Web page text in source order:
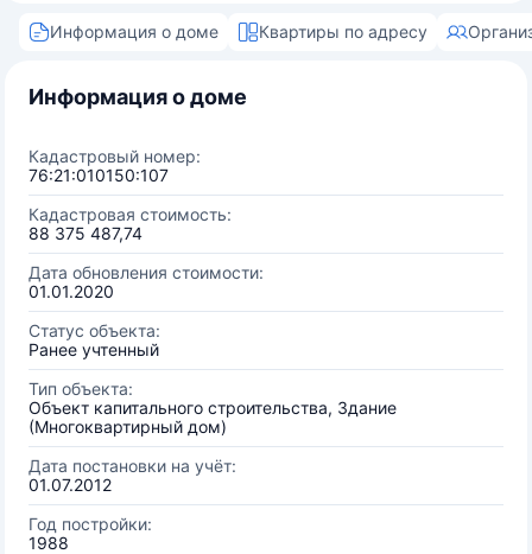
Информация о доме Квартиры по адресу
Информация о доме
Кадастровый номер:
76:21:010150:107
Кадастровая стоимость:
88 375 487,74
Дата обновления стоимости:
01.01.2020
Статус объекта:
Ранее учтенный
Тип объекта:
Объект капитального строительства, Здание
(Многоквартирный дом)
Дата постановки на учёт:
01.07.2012
Год постройки:
1988